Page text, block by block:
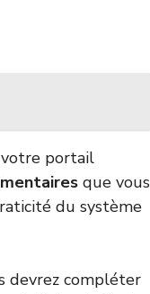
votre portail
que vous
du système
devrez compléter